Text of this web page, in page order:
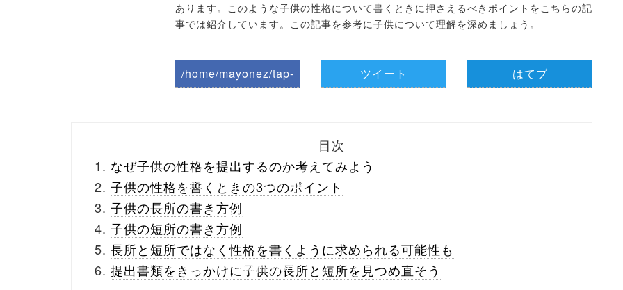
あります。このような子供の性格について書くときに押さえるべきポイントをこちらの記
事では紹介しています。この記事を参考に子供について理解を深めましょう。
/home/mayonez/tap-
_theme/parts/sns-
buttons.php on line10
/1127729"
onclick="window.open
(this.href, 'Gwindow',
ツイート はてブ
目次
なぜ子供の性格を提出するのか考えてみよう
子供の性格を書くときの3つのポイント
子供の長所の書き方例
子供の短所の書き方例
長所と短所ではなく性格を書くように求められる可能性も
提出書類をきっかけに子供の長所と短所を見つめ直そう